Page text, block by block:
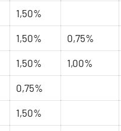
1,50%
1,50% 0,75%
1,50% 1,00%
0,75%
1,50%